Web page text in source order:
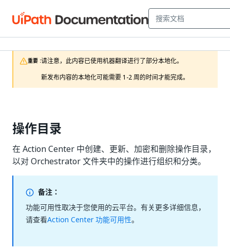
重要 :请注意，此内容已使用机器翻译进行了部分本地化。
新发布内容的本地化可能需要 1-2 周的时间才能完成。
操作目录
在 Action Center 中创建、更新、加密和删除操作目录，
以对 Orchestrator 文件夹中的操作进行组织和分类。
备注：
功能可用性取决于您使用的云平台。有关更多详细信息，
请查看Action Center 功能可用性。